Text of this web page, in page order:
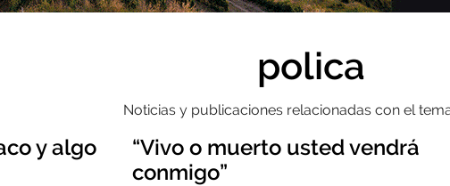
polica
Noticias y publicaciones relacionadas con el
y algo
“Vivo o muerto usted vendrá
conmigo”